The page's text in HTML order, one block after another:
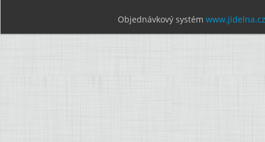
Objednávkový systém www.jidelna.cz